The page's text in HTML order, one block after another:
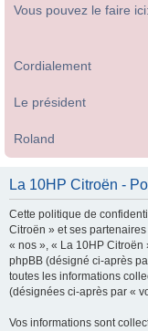
Vous pouvez le faire ici:
Cordialement
Le président
Roland
La 10HP Citroën -
Cette politique de
Citroën » et ses
« nos », « La 10HP Citroën
phpBB (désigné ci-après
toutes les informations
(désignées ci-après par «
Vos informations sont